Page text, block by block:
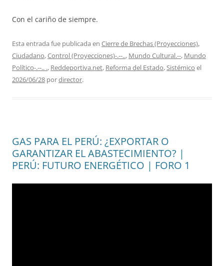
Con el cariño de siempre.
Esta entrada fue publicada en Cierre de Brechas (Proyecciones),
Ciudadano,Control (Proyecciones)-.--.., Mundo Cultural.--, Mundo
Político-.--.. ., Reddeportiva.net, Reforma del Estado,Sistémico el
2026/06/28 pordirector.
GAS PARA EL PERÚ: ¿EXPORTAR O
GARANTIZAR EL ABASTECIMIENTO? |
PERÚ: FUTURO ENERGÉTICO | FORO 1